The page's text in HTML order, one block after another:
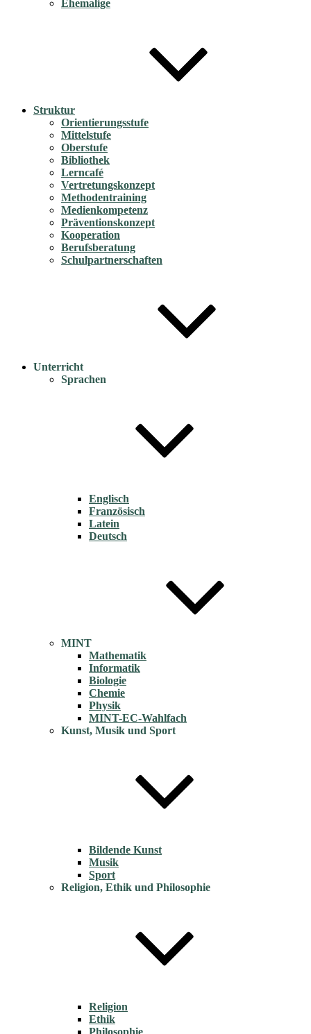
Ehemalige
Struktur
Orientierungsstufe
Mittelstufe
Oberstufe
Bibliothek
Lerncafé
Vertretungskonzept
Methodentraining
Medienkompetenz
Präventionskonzept
Kooperation
Berufsberatung
Schulpartnerschaften
Unterricht
Sprachen
Englisch
Französisch
Latein
Deutsch
MINT
Mathematik
Informatik
Biologie
Chemie
Physik
MINT-EC-Wahlfach
Kunst, Musik und Sport
Bildende Kunst
Musik
Sport
Religion, Ethik und Philosophie
Religion
Ethik
Philosophie